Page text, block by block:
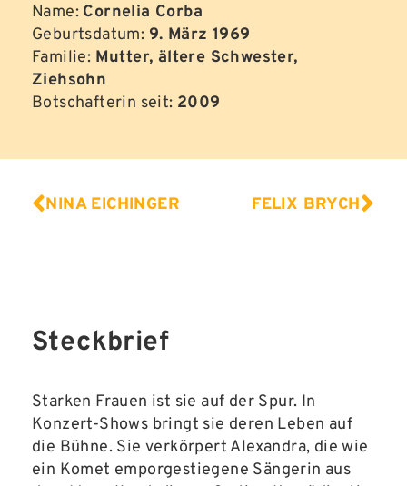
Name: Cornelia Corba
Geburtsdatum: 9. März 1969
Familie: Mutter, ältere Schwester,
Ziehsohn
Botschafterin seit: 2009
NINA EICHINGER FELIX BRYCH
Steckbrief
Starken Frauen ist sie auf der Spur. In
Konzert-Shows bringt sie deren Leben auf
die Bühne. Sie verkörpert Alexandra, die wie
ein Komet emporgestiegene Sängerin aus